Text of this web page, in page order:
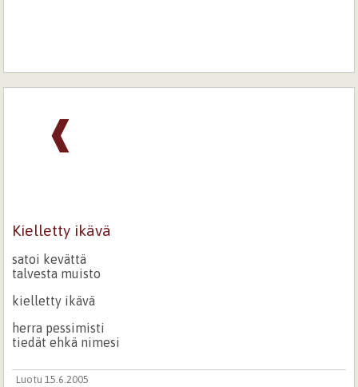
❰
Kielletty ikävä
satoi kevättä
talvesta muisto
kielletty ikävä
herra pessimisti
tiedät ehkä nimesi
Luotu 15.6.2005